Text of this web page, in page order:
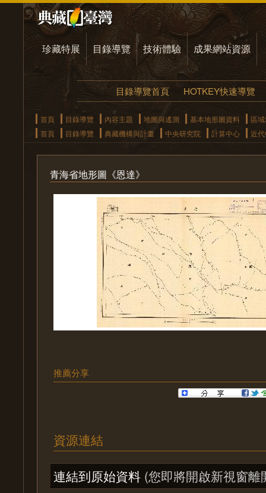
珍藏特展 目錄導覽 技術體驗 成果網站資源
目錄導覽首頁 HOTKEY快速導覽
首頁 目錄導覽 內容主題 地圖與遙測 基本地形圖資料
區
首頁
目錄導覽 典藏機構與計畫 中央研究院 計算中心 近
青海省地形圖《恩達》
推薦分享
資源連結
連結到原始資料 (您即將開啟新視窗離